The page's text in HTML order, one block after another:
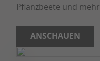
Pflanzbeete und mehr
ANSCHAUEN